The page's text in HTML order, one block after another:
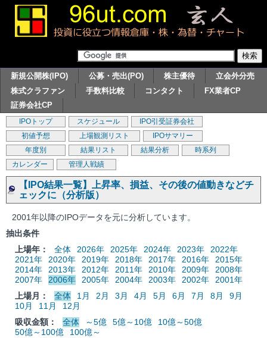
新規公開株(IPO) 公募・売出(PO) 株主優待
立会外分売
株式クラファン
手数料比較 コンタクト
FX業者CP
証券会社CP
IPOトップ スケジュール
IPO引受証券会社
初値予想
上場観測リスト
IPOサマリー
年度別
結果リスト 結果分析
時系列
カレンダー
管理人戦績
【IPO結果一覧】上昇率、損益、その後の値動きなどチ
ェックに（分析版）
2001年以降のIPOデータを元に分析しています。
抽出条件
上場年：
全体 2026年 2025年 2024年 2023年
2022年
2021年
2020年 2019年 2018年 2017年 2016年
2015年
2014年
2013年 2012年 2011年 2010年 2009年
2008年
2007年
2006年 2005年 2004年 2003年 2002年
2001年
上場月：
全体 1月 2月 3月 4月 5月 6月 7月 8月
9月
10月
11月
12月
吸収金額：
全体 ～5億 5億～10億
10億～50億
50億～100億
100億～